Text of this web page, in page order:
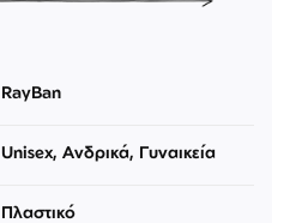
RayBan
Unisex, Ανδρικά, Γυναικεία
Πλαστικό